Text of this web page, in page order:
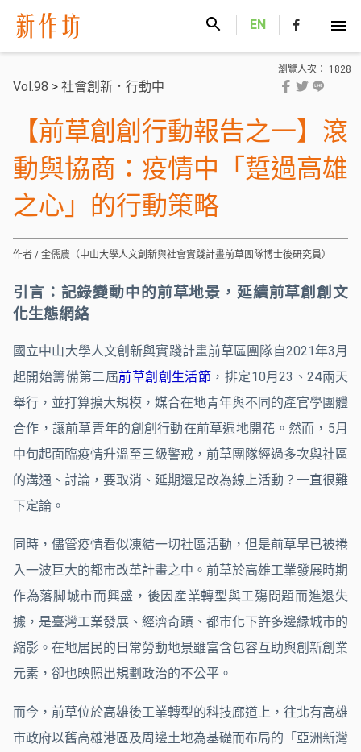
EN
瀏覽人次： 1828
Vol.98 > 社會創新．行動中
【前草創創行動報告之一】滾
動與協商：疫情中「踅過高雄
之心」的行動策略
作者 / 金儒農（中山大學人文創新與社會實踐計畫前草團隊博士後研究員）
引言：記錄變動中的前草地景，延續前草創創文
化生態網絡
國立中山大學人文創新與實踐計畫前草區團隊自2021年3月
起開始籌備第二屆前草創創生活節 ，排定10月23、24兩天
舉行，並打算擴大規模，媒合在地青年與不同的產官學團體
合作，讓前草青年的創創行動在前草遍地開花。然而，5月
中旬起面臨疫情升溫至三級警戒，前草團隊經過多次與社區
的溝通、討論，要取消、延期還是改為線上活動？一直很難
下定論。
同時，儘管疫情看似凍結一切社區活動，但是前草早已被捲
入一波巨大的都市改革計畫之中。前草於高雄工業發展時期
作為落脚城市而興盛，後因産業轉型與工殤問題而進退失
據，是臺灣工業發展、經濟奇蹟、都市化下許多邊縁城市的
縮影。在地居民的日常勞動地景雖富含包容互助與創新創業
元素，卻也映照出規劃政治的不公平。
而今，前草位於高雄後工業轉型的科技廊道上，往北有高雄
市政府以舊高雄港區及周邊土地為基礎而布局的「亞洲新灣